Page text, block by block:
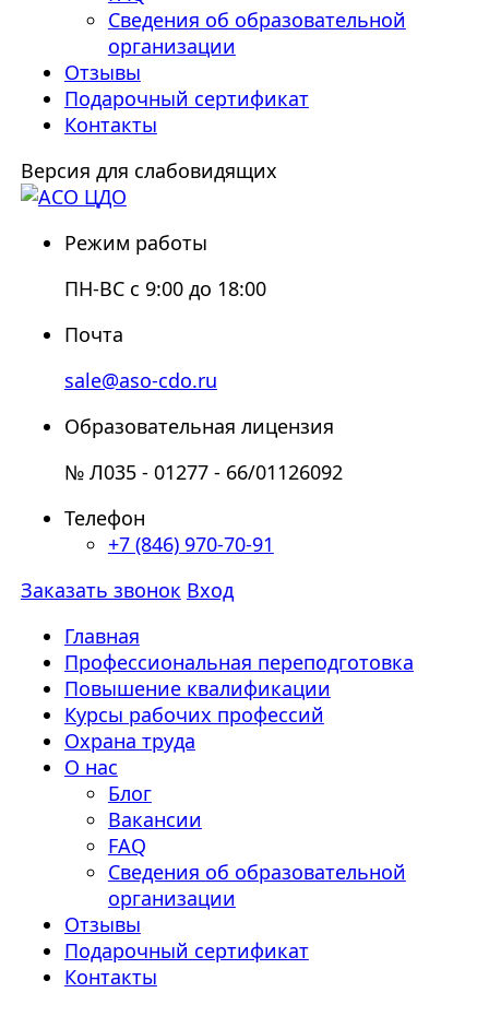
Сведения об образовательной
организации
Отзывы
Подарочный сертификат
Контакты
Версия для слабовидящих
Режим работы
ПН-ВС с 9:00 до 18:00
Почта
sale@aso-cdo.ru
Образовательная лицензия
№ Л035 - 01277 - 66/01126092
Телефон
+7 (846) 970-70-91
Заказать звонок Вход
Главная
Профессиональная переподготовка
Повышение квалификации
Курсы рабочих профессий
Охрана труда
О нас
Блог
Вакансии
FAQ
Сведения об образовательной
организации
Отзывы
Подарочный сертификат
Контакты